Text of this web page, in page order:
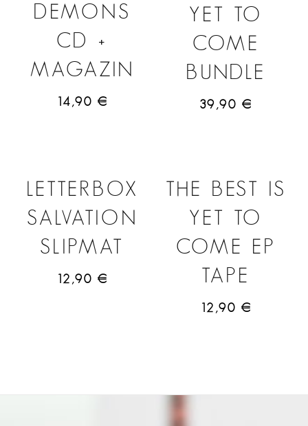
DEMONS
CD +
MAGAZIN
14,90 €
YET TO
COME
BUNDLE
39,90 €
LETTERBOX
SALVATION
SLIPMAT
12,90 €
THE BEST IS
YET TO
COME EP
TAPE
12,90 €